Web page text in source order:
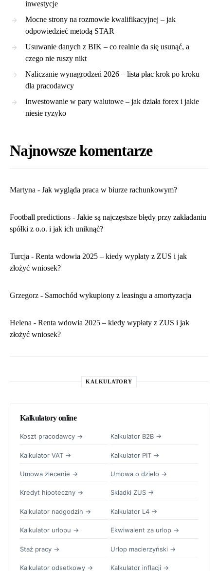
inwestycje
Mocne strony na rozmowie kwalifikacyjnej – jak
odpowiedzieć metodą STAR
Usuwanie danych z BIK – co realnie da się usunąć, a
czego nie ruszy nikt
Naliczanie wynagrodzeń 2026 – lista płac krok po kroku
dla pracodawcy
Inwestowanie w pary walutowe – jak działa forex i jakie
niesie ryzyko
Najnowsze komentarze
Martyna - ​Jak wygląda praca w biurze rachunkowym?
Football predictions - Jakie są najczęstsze błędy przy zakładaniu
spółki z o.o. i jak ich uniknąć?
Turcja - Renta wdowia 2025 – kiedy wypłaty z ZUS i jak
złożyć wniosek?
Grzegorz - Samochód wykupiony z leasingu a amortyzacja
Helena - Renta wdowia 2025 – kiedy wypłaty z ZUS i jak
złożyć wniosek?
KALKULATORY
Kalkulatory online
Koszt pracodawcy → Kalkulator B2B →
Kalkulator VAT → Kalkulator PIT →
Umowa zlecenie → Umowa o dzieło →
Kredyt hipoteczny → Składki ZUS →
Kalkulator nadgodzin → Kalkulator L4 →
Kalkulator urlopu → Ekwiwalent za urlop →
Staż pracy → Urlop macierzyński →
Kalkulator odsetkowy → Kalkulator inflacji →